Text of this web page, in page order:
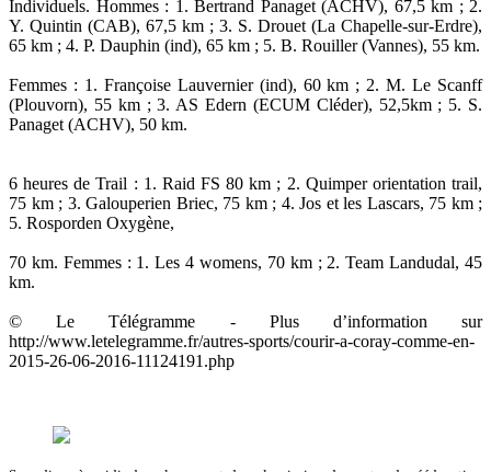
Individuels. Hommes : 1. Bertrand Panaget (ACHV), 67,5 km ; 2.
Y. Quintin (CAB), 67,5 km ; 3. S. Drouet (La Chapelle-sur-Erdre),
65 km ; 4. P. Dauphin (ind), 65 km ; 5. B. Rouiller (Vannes), 55 km.
Femmes : 1. Françoise Lauvernier (ind), 60 km ; 2. M. Le Scanff
(Plouvorn), 55 km ; 3. AS Edern (ECUM Cléder), 52,5km ; 5. S.
Panaget (ACHV), 50 km.
6 heures de Trail : 1. Raid FS 80 km ; 2. Quimper orientation trail,
75 km ; 3. Galouperien Briec, 75 km ; 4. Jos et les Lascars, 75 km ;
5. Rosporden Oxygène,
70 km. Femmes : 1. Les 4 womens, 70 km ; 2. Team Landudal, 45
km.
© Le Télégramme - Plus d’information sur
http://www.letelegramme.fr/autres-sports/courir-a-coray-comme-en-
2015-26-06-2016-11124191.php